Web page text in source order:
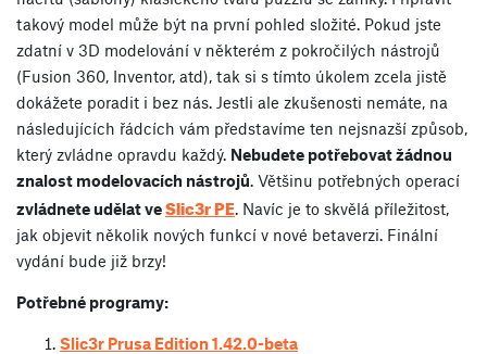
takový model může být na první pohled složité. Pokud jste
zdatní v 3D modelování v některém z pokročilých nástrojů
(Fusion 360, Inventor, atd), tak si s tímto úkolem zcela jistě
dokážete poradit i bez nás. Jestli ale zkušenosti nemáte, na
následujících řádcích vám představíme ten nejsnazší způsob,
který zvládne opravdu každý. Nebudete potřebovat žádnou
znalost modelovacích nástrojů. Většinu potřebných operací
zvládnete udělat veSlic3r PE. Navíc je to skvělá příležitost,
jak objevit několik nových funkcí v nové betaverzi. Finální
vydání bude již brzy!
Potřebné programy:
Slic3r Prusa Edition 1.42.0-beta